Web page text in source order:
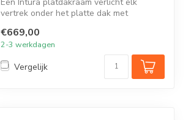
vertrek onder het platte dak met
€669,00
2-3 werkdagen
Vergelijk